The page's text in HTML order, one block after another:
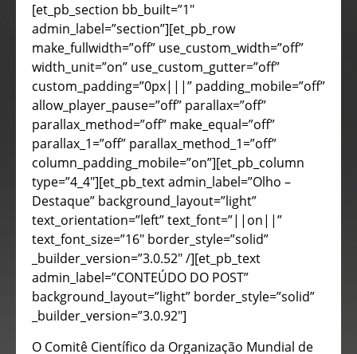
[et_pb_section bb_built=”1″
admin_label=”section”][et_pb_row
make_fullwidth=”off” use_custom_width=”off”
width_unit=”on” use_custom_gutter=”off”
custom_padding=”0px|||” padding_mobile=”off”
allow_player_pause=”off” parallax=”off”
parallax_method=”off” make_equal=”off”
parallax_1=”off” parallax_method_1=”off”
column_padding_mobile=”on”][et_pb_column
type=”4_4″][et_pb_text admin_label=”Olho –
Destaque” background_layout=”light”
text_orientation=”left” text_font=”||on||”
text_font_size=”16″ border_style=”solid”
_builder_version=”3.0.52″ /][et_pb_text
admin_label=”CONTEÚDO DO POST”
background_layout=”light” border_style=”solid”
_builder_version=”3.0.92″]
O Comitê Científico da Organização Mundial de